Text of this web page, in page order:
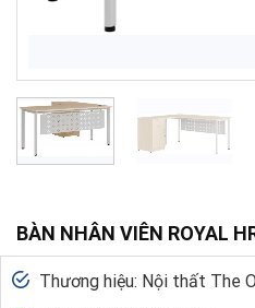
BÀN NHÂN VIÊN ROYAL
Thương hiệu: Nội thất The